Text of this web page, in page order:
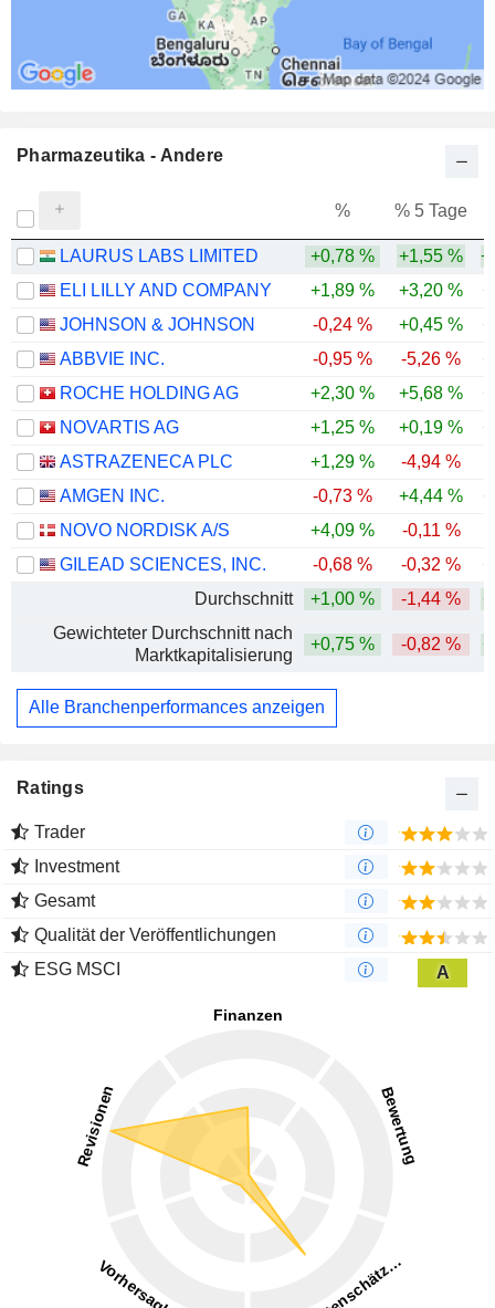
Pharmazeutika - Andere
% % 5 Tage
LAURUS LABS LIMITED +0,78 % +1,55 %
ELI LILLY AND COMPANY
+1,89 % +3,20 %
JOHNSON & JOHNSON
-0,24 % +0,45 %
ABBVIE INC.
-0,95 % -5,26 %
ROCHE HOLDING AG
+2,30 % +5,68 %
NOVARTIS AG
+1,25 % +0,19 %
ASTRAZENECA PLC
+1,29 % -4,94 %
AMGEN INC.
-0,73 % +4,44 %
NOVO NORDISK A/S
+4,09 % -0,11 %
GILEAD SCIENCES, INC.
-0,68 % -0,32 %
Durchschnitt
+1,00 % -1,44 %
Gewichteter Durchschnitt nach
Marktkapitalisierung
+0,75 % -0,82 %
Alle Branchenperformances anzeigen
Ratings
Trader
Investment
Gesamt
Qualität der Veröffentlichungen
ESG MSCI
A